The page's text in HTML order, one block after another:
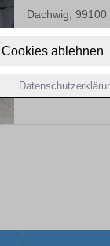
ablehnen
Dachwig, 99100
66.600 km